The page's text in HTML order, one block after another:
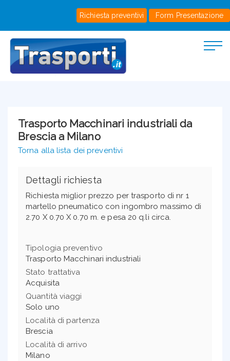
Richiesta preventivi Form Presentazione
Trasporto Macchinari industriali da
Brescia a Milano
Torna alla lista dei preventivi
Dettagli richiesta
Richiesta miglior prezzo per trasporto di nr 1
martello pneumatico con ingombro massimo di
2.70 X 0.70 X 0.70 m. e pesa 20 q.li circa.
Tipologia preventivo
Trasporto Macchinari industriali
Stato trattativa
Acquisita
Quantità viaggi
Solo uno
Località di partenza
Brescia
Località di arrivo
Milano